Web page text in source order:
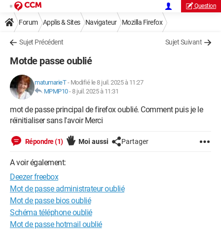
Question
Forum Applis & Sites Navigateur Mozilla Firefox
Sujet Précédent Sujet Suivant
Motde passe oublié
matumarieT- Modifié le 8 juil. 2025 à 11:27
MPMP10-8 juil. 2025 à 11:31
mot de passe principal de firefox oublié. Comment puis je le
réinitialiser sans l'avoir Merci
Répondre (1) Moi aussi Partager
A voir également:
Deezer freebox
Mot de passe administrateur oublié
Mot de passe bios oublié
Schéma téléphone oublié
Mot de passe hotmail oublié